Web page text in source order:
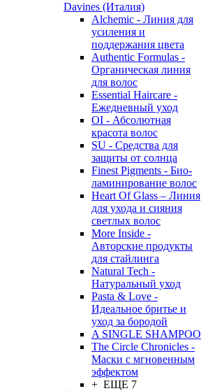
Davines (Италия)
Alchemic - Линия для
усиления и
поддержания цвета
Authentic Formulas -
Органическая линия
для волос
Essential Haircare -
Eжедневный уход
OI - Абсолютная
красота волос
SU - Средства для
защиты от солнца
Finest Pigments - Био-
ламинирование волос
Heart Of Glass – Линия
для ухода и сияния
светлых волос
More Inside -
Авторские продукты
для стайлинга
Natural Tech -
Натуральный уход
Pasta & Love -
Идеальное бритье и
уход за бородой
A SINGLE SHAMPOO
The Circle Chronicles -
Маски с мгновенным
эффектом
+ ЕЩЕ 7